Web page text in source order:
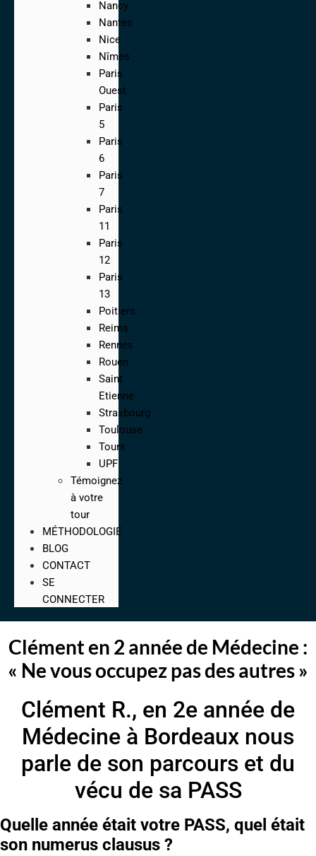
Nancy
Nantes
Nice
Nîmes
Paris
Ouest
Paris
5
Paris
6
Paris
7
Paris
11
Paris
12
Paris
13
Poitiers
Reims
Rennes
Rouen
Saint
Etienne
Strasbourg
Toulouse
Tours
UPF
Témoignez
à votre
tour
MÉTHODOLOGIE
BLOG
CONTACT
SE
CONNECTER
Clément en 2 année de Médecine :
« Ne vous occupez pas des autres »
Clément R., en 2e année de
Médecine à Bordeaux nous
parle de son parcours et du
vécu de sa PASS
Quelle année était votre PASS, quel était
son numerus clausus ?